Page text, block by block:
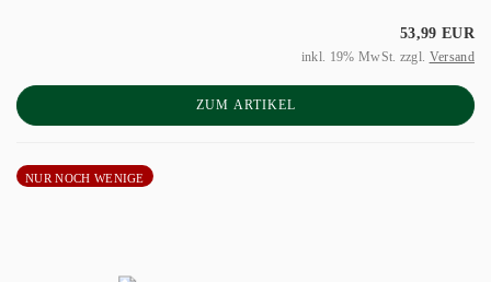
53,99 EUR
inkl. 19% MwSt. zzgl. Versand
ZUM ARTIKEL
NUR NOCH WENIGE